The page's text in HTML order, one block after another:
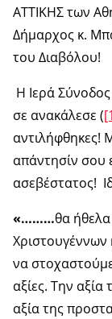
ΑΤΤΙΚΗΣ των
Δήμαρχος κ.
του Διαβόλου!
Η Ιερά
σε ανακάλεσε (
αντιλήφθηκες!
απάντησίν σου
ασεβέστατος!
«………θα ήθελα
Χριστουγέννων
να
αξίες. Την
αξία της